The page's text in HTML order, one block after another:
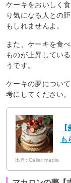
ケーキをおいしく
り気になる人との
もしれませんよ。
また、ケーキを食
ものが上昇してい
うです。
ケーキの夢につい
考にしてください。
も
出典: Callat media